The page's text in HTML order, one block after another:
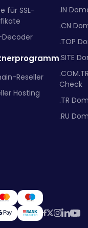
für SSL-
Decoder
Reseller
Hosting
.IN
.CN
.TOP
.SITE
Check
.TR
.RU